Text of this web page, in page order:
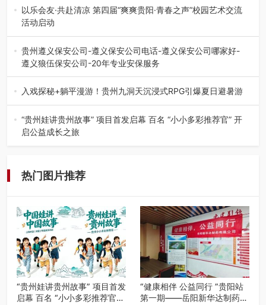
的省内工科、新能源汽车…
以乐会友·共赴清凉 第四届“爽爽贵阳·青春之声”校园艺术交流
活动启动
七月的贵阳，清风送爽，第四届“爽爽贵阳·青春之声”校园管
弦乐（合唱）艺术交流活动…
贵州遵义保安公司-遵义保安公司电话-遵义保安公司哪家好-
遵义狼伍保安公司-20年专业安保服务
在遵义，不管是企业园区运营、小区物业管理、建筑工地施
工、商业商场经营，还是举办各…
入戏探秘+躺平漫游！贵州九洞天沉浸式RPG引爆夏日避暑游
入伏后的贵州，清凉依旧。而在毕节深处的九洞天景区，贵
州首个水上喀斯特沉浸式RPG…
“贵州娃讲贵州故事” 项目首发启幕 百名 “小小多彩推荐官” 开
启公益成长之旅
热门图片推荐
“贵州娃讲贵州故事” 项目首发
启幕 百名 “小小多彩推荐官”
“健康相伴 公益同行 ”贵阳站
第一期——岳阳新华达制药贵